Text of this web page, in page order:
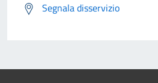
Segnala disservizio